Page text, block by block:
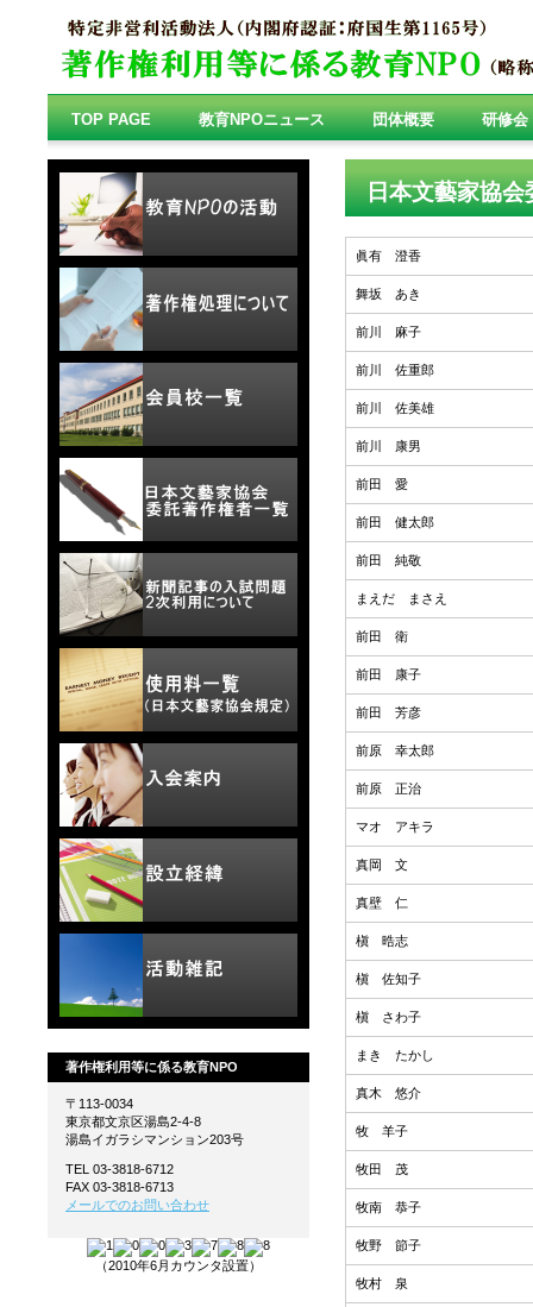
日本文藝家協会
眞有 澄香
舞坂 あき
前川 麻子
前川 佐重郎
前川 佐美雄
前川 康男
前田 愛
前田 健太郎
前田 純敬
まえだ まさえ
前田 衛
前田 康子
前田 芳彦
前原 幸太郎
前原 正治
マオ アキラ
真岡 文
真壁 仁
槇 晧志
槇 佐知子
槇 さわ子
まき たかし
真木 悠介
牧 羊子
牧田 茂
牧南 恭子
牧野 節子
牧村 泉
TOP PAGE 教育NPOニュース 団体概要 研修会
著作権利用等に係る教育NPO
〒113-0034
東京都文京区湯島2-4-8
湯島イガラシマンション203号
TEL 03-3818-6712
FAX 03-3818-6713
メールでのお問い合わせ
（2010年6月カウンタ設置）